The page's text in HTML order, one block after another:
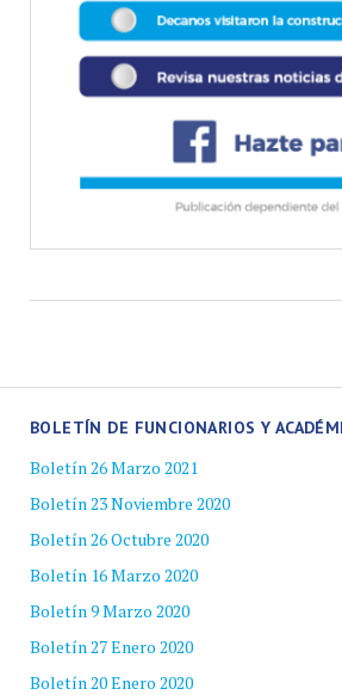
BOLETÍN DE FUNCIONARIOS Y
Boletín 26 Marzo 2021
Boletín 23 Noviembre 2020
Boletín 26 Octubre 2020
Boletín 16 Marzo 2020
Boletín 9 Marzo 2020
Boletín 27 Enero 2020
Boletín 20 Enero 2020